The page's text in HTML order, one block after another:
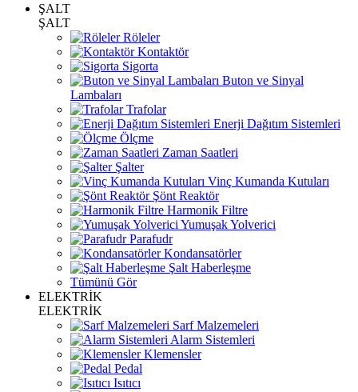
ŞALT
ŞALT
Röleler
Kontaktör
Sigorta
Buton ve Sinyal
Lambaları
Trafolar
Enerji Dağıtım Sistemleri
Ölçme
Zaman Saatleri
Şalter
Vinç Kumanda Kutuları
Şönt Reaktör
Harmonik Filtre
Yumuşak Yolverici
Parafudr
Kondansatörler
Şalt Haberleşme
Tümünü Gör
ELEKTRİK
ELEKTRİK
Sarf Malzemeleri
Alarm Sistemleri
Klemensler
Pedal
Isıtıcı